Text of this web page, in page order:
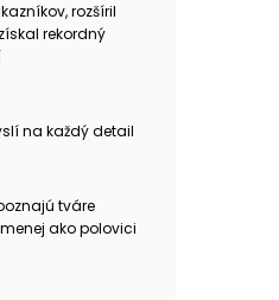
rozšíril
rekordný
na každý detail
tváre
ako polovici